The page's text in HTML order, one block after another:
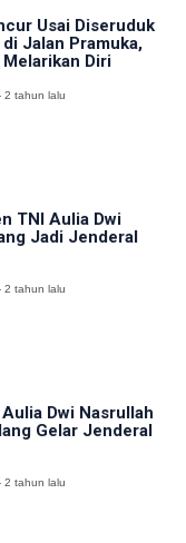
Usai Diseruduk
di Jalan Pramuka,
Diri
2 tahun lalu
TNI Aulia Dwi
Jadi Jenderal
2 tahun lalu
Dwi Nasrullah
Gelar Jenderal
2 tahun lalu